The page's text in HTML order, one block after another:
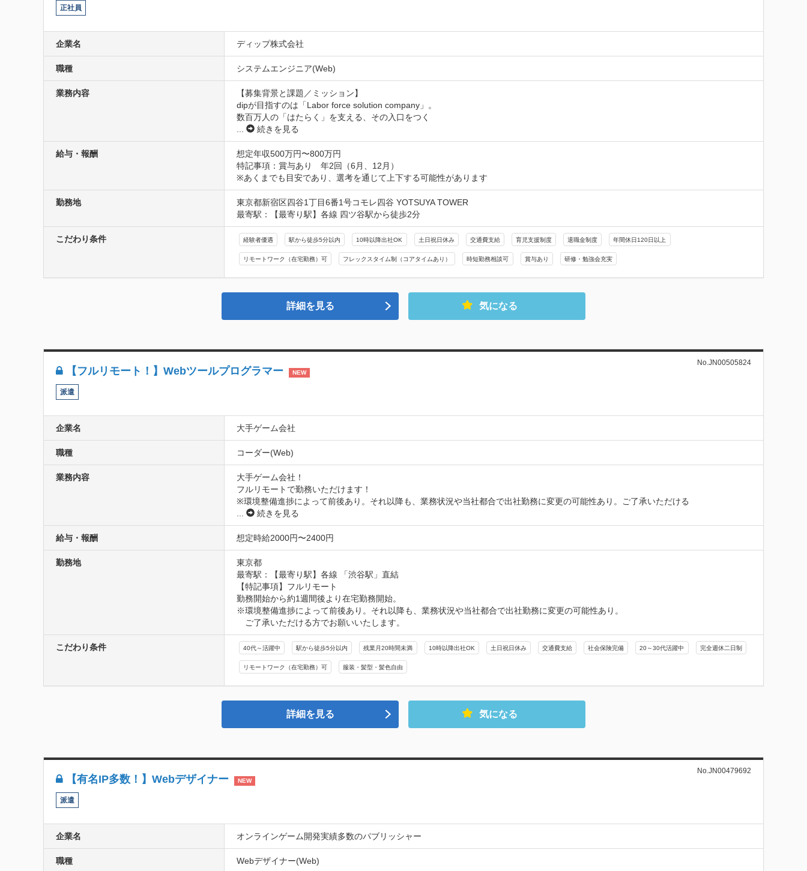
正社員
企業名 ディップ株式会社
職種 システムエンジニア(Web)
業務内容
【募集背景と課題／ミッション】
dipが目指すのは「Labor force solution company」。
数百万人の「はたらく」を支える、その入口をつく
続きを見る
給与・報酬
想定年収500万円〜800万円
特記事項：賞与あり　年2回（6月、12月）
※あくまでも目安であり、選考を通じて上下する可能性があります
勤務地
東京都新宿区四谷1丁目6番1号コモレ四谷 YOTSUYA TOWER
最寄駅：【最寄り駅】各線 四ツ谷駅から徒歩2分
こだわり条件 経験者優遇 駅から徒歩5分以内 10時以降出社OK 土日祝日休み 交通費支給 育児支援制度 退職金制度 年間休日120日以上
リモートワーク（在宅勤務）可 フレックスタイム制（コアタイムあり） 時短勤務相談可 賞与あり 研修・勉強会充実
詳細を見る 気になる
【フルリモート！】Webツールプログラマー
No.JN00505824
NEW
派遣
企業名 大手ゲーム会社
職種 コーダー(Web)
業務内容
大手ゲーム会社！
フルリモートで勤務いただけます！
※環境整備進捗によって前後あり。それ以降も、業務状況や当社都合で出社勤務に変更の可能性あり。ご了承いただける
続きを見る
給与・報酬 想定時給2000円〜2400円
勤務地
東京都
最寄駅：【最寄り駅】各線 「渋谷駅」直結
【特記事項】フルリモート
勤務開始から約1週間後より在宅勤務開始。
※環境整備進捗によって前後あり。それ以降も、業務状況や当社都合で出社勤務に変更の可能性あり。
ご了承いただける方でお願いいたします。
こだわり条件 40代～活躍中 駅から徒歩5分以内 残業月20時間未満 10時以降出社OK 土日祝日休み 交通費支給 社会保険完備 20～30代活躍中 完全週休二日制
リモートワーク（在宅勤務）可 服装・髪型・髪色自由
詳細を見る 気になる
【有名IP多数！】Webデザイナー
No.JN00479692
NEW
派遣
企業名 オンラインゲーム開発実績多数のパブリッシャー
職種 Webデザイナー(Web)